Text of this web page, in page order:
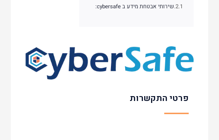
שירותי אבטחת מידע ב cybersafe:
פרטי התקשרות